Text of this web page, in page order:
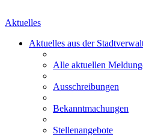
Aktuelles
Aktuelles aus der
Alle aktuellen
Ausschreibungen
Bekanntmachungen
Stellenangebote